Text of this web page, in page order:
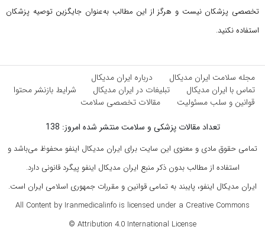
تخصصی پزشکان نیست و هرگز از این مطالب به‌عنوان جایگزین توصیه پزشکان
استفاده نکنید.
مجله سلامت ایران مدیکال
درباره ایران مدیکال
تماس با ایران مدیکال
تبلیغات در ایران مدیکال
شرایط بازنشر محتوا
قوانین و سلب مسئولیت
مقالات تخصصی سلامت
تعداد مقالات پزشکی و سلامت منتشر شده امروز: 138
تمامی حقوق مادی و معنوی این سایت برای ایران مدیکال اینفو محفوظ می‌باشد و
استفاده از مطالب بدون ذکر منبع ایران مدیکال اینفو پیگرد قانونی دارد.
ایران مدیکال اینفو، پایبند به تمامی قوانین و مقررات جمهوری اسلامی ایران است.
All Content by Iranmedicalinfo is licensed under a Creative Commons
Attribution 4.0 International License ©️